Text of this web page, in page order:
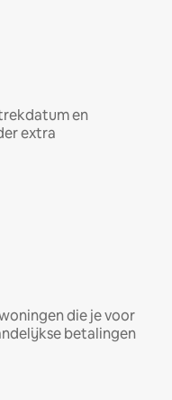
en
extra
die je voor
betalingen